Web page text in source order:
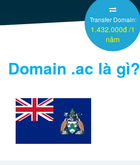
Transfer Domain:
1.432.000đ /1
năm
Domain .ac là gì?